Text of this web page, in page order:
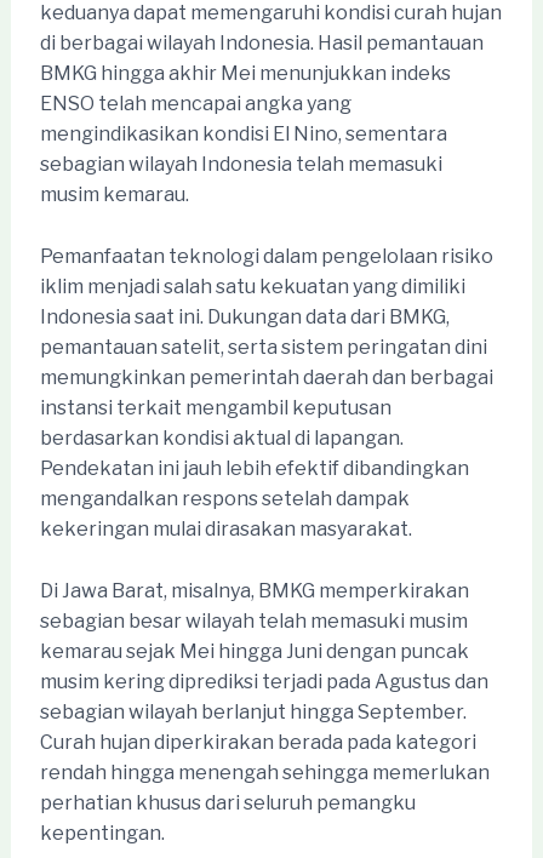
keduanya dapat memengaruhi kondisi curah hujan
di berbagai wilayah Indonesia. Hasil pemantauan
BMKG hingga akhir Mei menunjukkan indeks
ENSO telah mencapai angka yang
mengindikasikan kondisi El Nino, sementara
sebagian wilayah Indonesia telah memasuki
musim kemarau.
Pemanfaatan teknologi dalam pengelolaan risiko
iklim menjadi salah satu kekuatan yang dimiliki
Indonesia saat ini. Dukungan data dari BMKG,
pemantauan satelit, serta sistem peringatan dini
memungkinkan pemerintah daerah dan berbagai
instansi terkait mengambil keputusan
berdasarkan kondisi aktual di lapangan.
Pendekatan ini jauh lebih efektif dibandingkan
mengandalkan respons setelah dampak
kekeringan mulai dirasakan masyarakat.
Di Jawa Barat, misalnya, BMKG memperkirakan
sebagian besar wilayah telah memasuki musim
kemarau sejak Mei hingga Juni dengan puncak
musim kering diprediksi terjadi pada Agustus dan
sebagian wilayah berlanjut hingga September.
Curah hujan diperkirakan berada pada kategori
rendah hingga menengah sehingga memerlukan
perhatian khusus dari seluruh pemangku
kepentingan.